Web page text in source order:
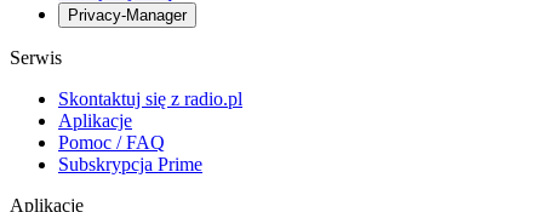
Privacy-Manager
Serwis
Skontaktuj się z radio.pl
Aplikacje
Pomoc / FAQ
Subskrypcja Prime
Aplikacje